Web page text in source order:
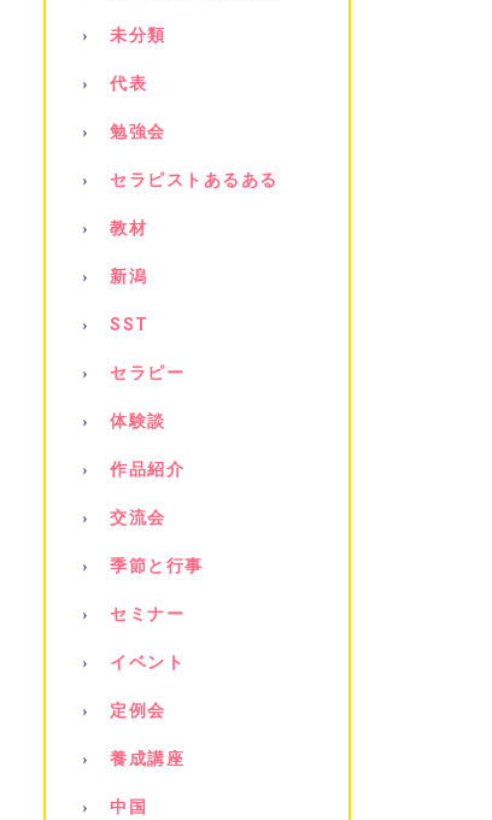
未分類
代表
勉強会
セラピストあるある
教材
新潟
SST
セラピー
体験談
作品紹介
交流会
季節と行事
セミナー
イベント
定例会
養成講座
中国